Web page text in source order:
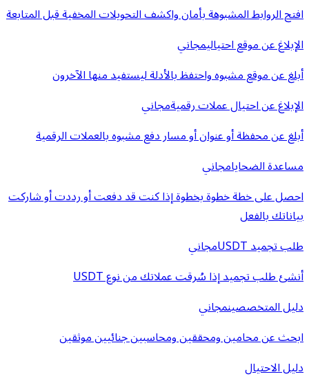
افتح الروابط المشبوهة بأمان واكشف التحويلات المخفية قبل المتابعة
الإبلاغ عن موقع احتياليمجاني
أبلغ عن موقع مشبوه واحتفظ بالأدلة ليستفيد منها الآخرون
الإبلاغ عن احتيال عملات رقميةمجاني
أبلغ عن محفظة أو عنوان أو مسار دفع مشبوه بالعملات الرقمية
مساعدة الضحايامجاني
احصل على خطة خطوة بخطوة إذا كنت قد دفعت أو رددت أو شاركت
بياناتك بالفعل
طلب تجميد USDT
مجاني
أنشئ طلب تجميد إذا سُرقت عملاتك من نوع USDT
دليل المتخصصينمجاني
ابحث عن محامين ومحققين ومحاسبين جنائيين موثقين
دليل الاحتيال